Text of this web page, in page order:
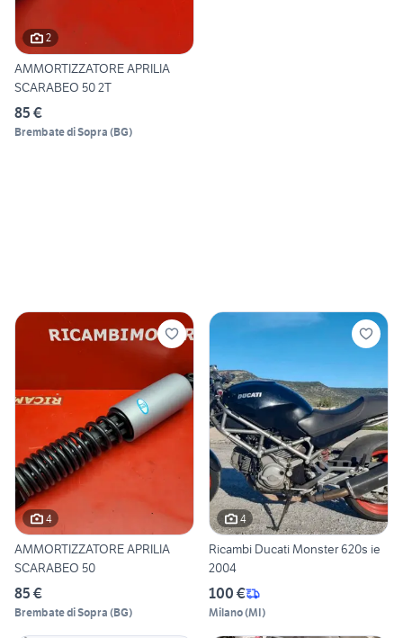
2
AMMORTIZZATORE APRILIA
SCARABEO 50 2T
85 €
Brembate di Sopra (BG)
4
AMMORTIZZATORE APRILIA
SCARABEO 50
85 €
Brembate di Sopra (BG)
4
Ricambi Ducati Monster 620s ie
2004
100 €
Milano(MI)